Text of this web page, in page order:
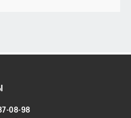
08-98